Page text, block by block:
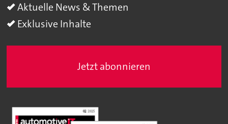
Aktuelle News & Themen
Exklusive Inhalte
Jetzt abonnieren